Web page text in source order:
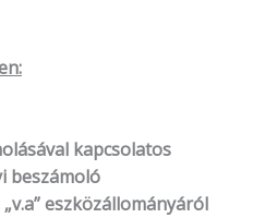
kapcsolatos
beszámoló
eszközállományáról